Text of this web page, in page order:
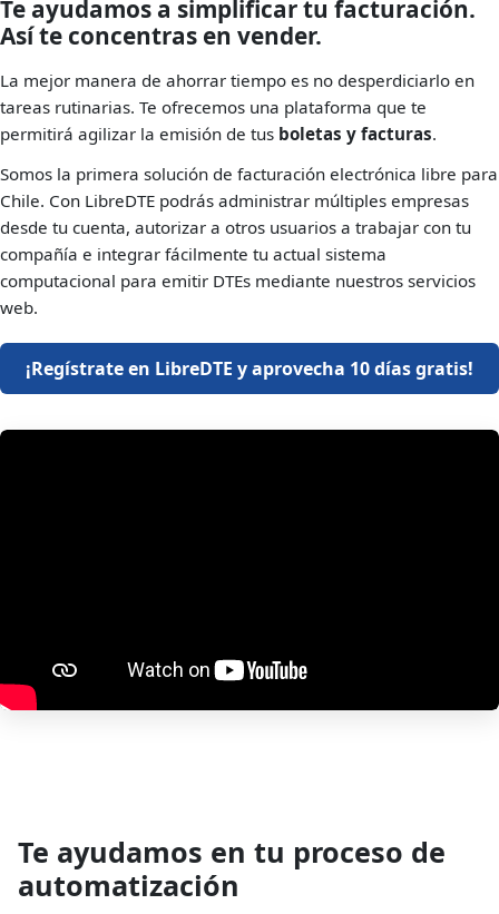
Te ayudamos a simplificar tu facturación.
Así te concentras en vender.
La mejor manera de ahorrar tiempo es no desperdiciarlo en
tareas rutinarias. Te ofrecemos una plataforma que te
permitirá agilizar la emisión de tus boletas y facturas.
Somos la primera solución de facturación electrónica libre para
Chile. Con LibreDTE podrás administrar múltiples empresas
desde tu cuenta, autorizar a otros usuarios a trabajar con tu
compañía e integrar fácilmente tu actual sistema
computacional para emitir DTEs mediante nuestros servicios
web.
¡Regístrate en LibreDTE y aprovecha 10 días gratis!
Te ayudamos en tu proceso de
automatización